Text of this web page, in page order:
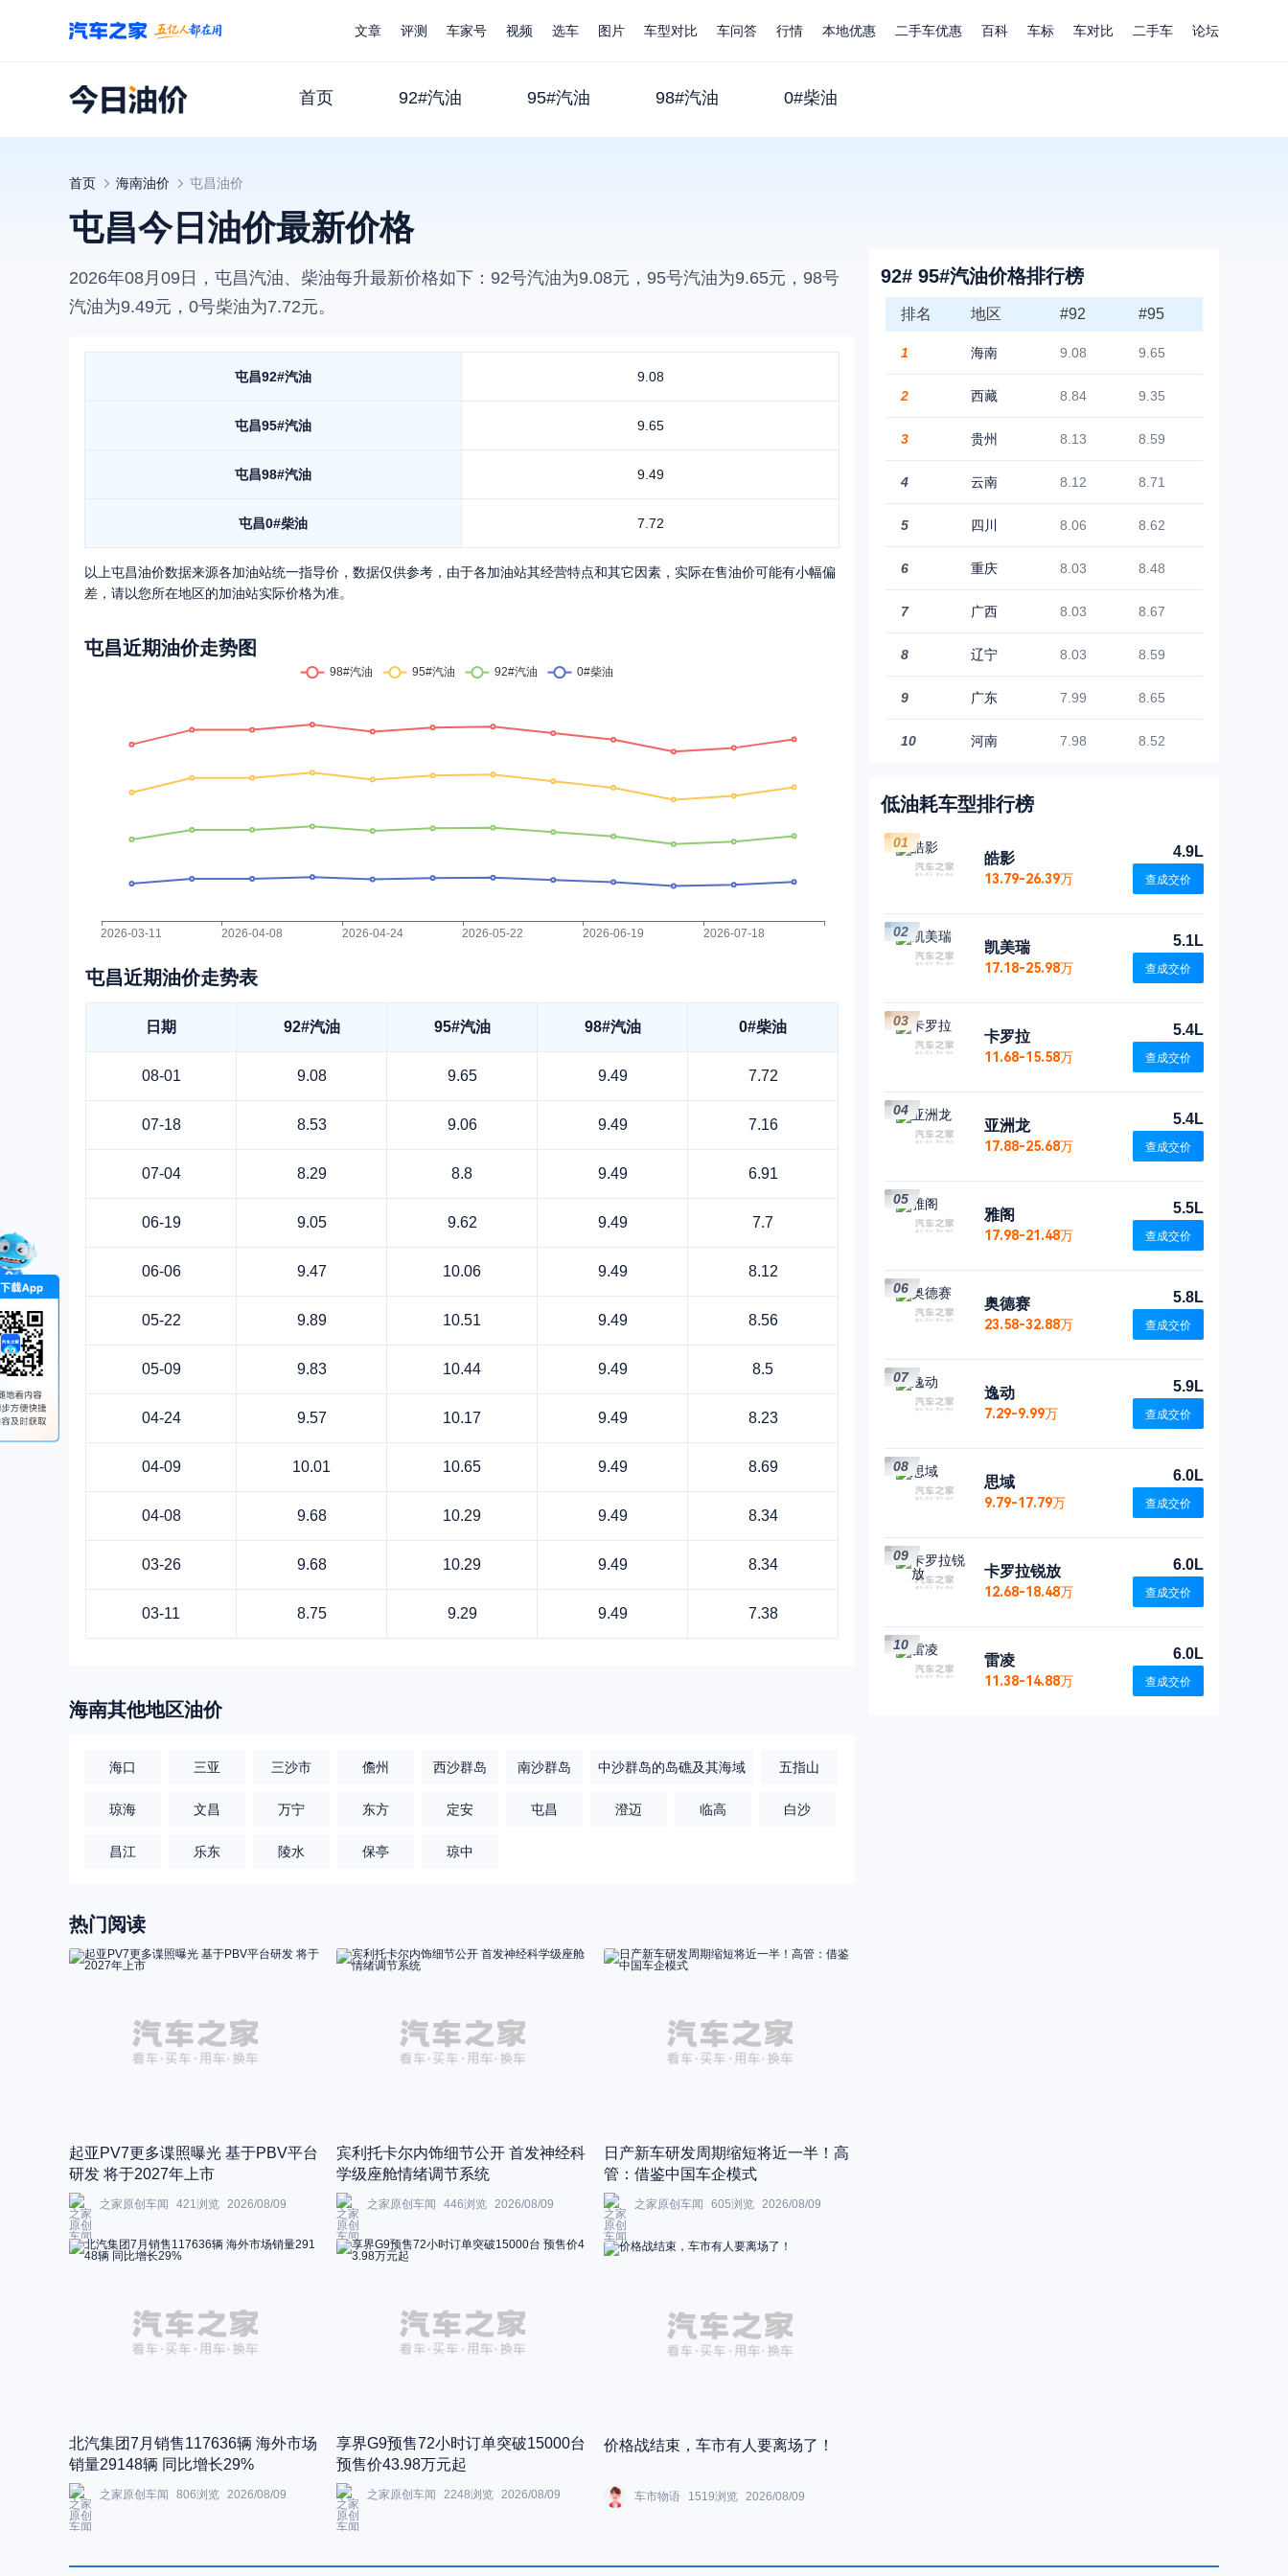
文章 评测 车家号 视频 选车 图片 车型对比 车问答 行情 本地优惠 二手车优惠 百科 车标 车对比 二手车 论坛
首页 92#汽油 95#汽油 98#汽油 0#柴油
首页 海南油价 屯昌油价
屯昌今日油价最新价格
2026年08月09日 ， 屯昌汽油、柴油每升最新价格如下：92号汽油为9.08元，95号汽油为9.65元，98号
汽油为9.49元，0号柴油为7.72元。
屯昌92#汽油 9.08
屯昌95#汽油 9.65
屯昌98#汽油 9.49
屯昌0#柴油 7.72
以上屯昌油价数据来源各加油站统一指导价，数据仅供参考，由于各加油站其经营特点和其它因素，实际在售油价可能有小幅偏
差，请以您所在地区的加油站实际价格为准。
屯昌近期油价走势图
屯昌近期油价走势表
日期 92#汽油 95#汽油 98#汽油 0#柴油
08-01 9.08 9.65 9.49 7.72
07-18 8.53 9.06 9.49 7.16
07-04 8.29 8.8 9.49 6.91
06-19 9.05 9.62 9.49 7.7
06-06 9.47 10.06 9.49 8.12
05-22 9.89 10.51 9.49 8.56
05-09 9.83 10.44 9.49 8.5
04-24 9.57 10.17 9.49 8.23
04-09 10.01 10.65 9.49 8.69
04-08 9.68 10.29 9.49 8.34
03-26 9.68 10.29 9.49 8.34
03-11 8.75 9.29 9.49 7.38
海南其他地区油价
海口 三亚 三沙市 儋州 西沙群岛 南沙群岛 中沙群岛的岛礁及其海域 五指山
琼海 文昌 万宁 东方 定安 屯昌 澄迈 临高 白沙
昌江 乐东 陵水 保亭 琼中
92# 95#汽油价格排行榜
排名 地区 #92 #95
1 海南 9.08 9.65
2 西藏 8.84 9.35
3 贵州 8.13 8.59
4 云南 8.12 8.71
5 四川 8.06 8.62
6 重庆 8.03 8.48
7 广西 8.03 8.67
8 辽宁 8.03 8.59
9 广东 7.99 8.65
10 河南 7.98 8.52
低油耗车型排行榜
皓影
13.79-26.39万
4.9L
查成交价
01
凯美瑞
17.18-25.98万
5.1L
查成交价
02
卡罗拉
11.68-15.58万
5.4L
查成交价
03
亚洲龙
17.88-25.68万
5.4L
查成交价
04
雅阁
17.98-21.48万
5.5L
查成交价
05
奥德赛
23.58-32.88万
5.8L
查成交价
06
逸动
7.29-9.99万
5.9L
查成交价
07
思域
9.79-17.79万
6.0L
查成交价
08
卡罗拉锐放
12.68-18.48万
6.0L
查成交价
09
雷凌
11.38-14.88万
6.0L
查成交价
10
热门阅读
起亚PV7更多谍照曝光 基于PBV平台
研发 将于2027年上市
之家原创车闻 421浏览 2026/08/09
宾利托卡尔内饰细节公开 首发神经科
学级座舱情绪调节系统
之家原创车闻 446浏览 2026/08/09
日产新车研发周期缩短将近一半！高
管：借鉴中国车企模式
之家原创车闻 605浏览 2026/08/09
北汽集团7月销售117636辆 海外市场
销量29148辆 同比增长29%
之家原创车闻 806浏览 2026/08/09
享界G9预售72小时订单突破15000台
预售价43.98万元起
之家原创车闻 2248浏览 2026/08/09
价格战结束，车市有人要离场了！
车市物语 1519浏览 2026/08/09